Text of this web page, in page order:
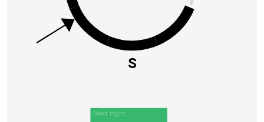
S
Next night